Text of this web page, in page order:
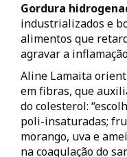
Gordura
industrializados e
alimentos que
agravar a
Aline Lamaita
em fibras, que
do colesterol:
poli-insaturadas;
morango, uva e
na coagulação do